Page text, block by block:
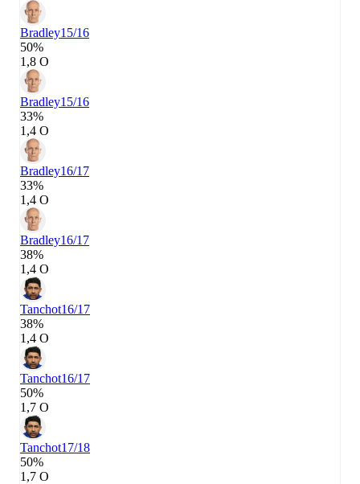
Bradley15/16
50%
1,8 О
Bradley15/16
33%
1,4 О
Bradley16/17
33%
1,4 О
Bradley16/17
38%
1,4 О
Tanchot16/17
38%
1,4 О
Tanchot16/17
50%
1,7 О
Tanchot17/18
50%
1,7 О